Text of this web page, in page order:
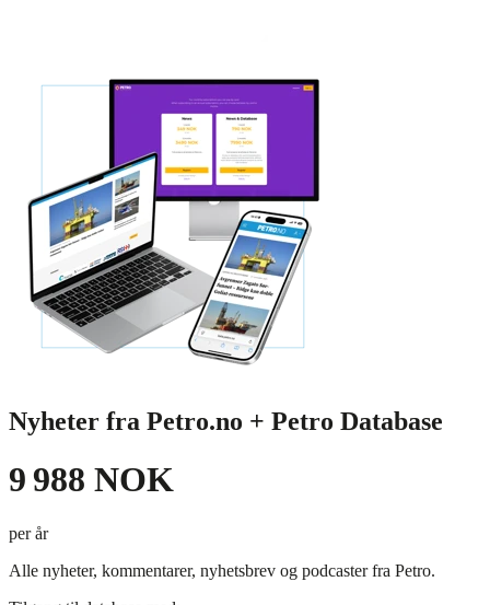
Nyheter fra Petro.no + Petro Database
9 988 NOK
per år
Alle nyheter, kommentarer, nyhetsbrev og podcaster fra Petro.